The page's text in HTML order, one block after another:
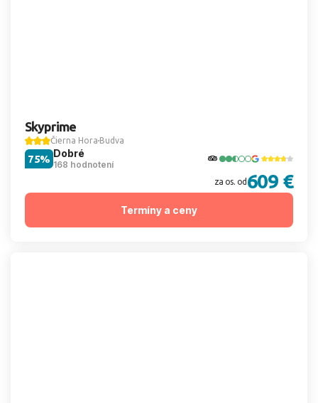
Skyprime
Čierna Hora Budva
Dobré
168 hodnotení
75%
za os. od 609 €
Termíny a ceny